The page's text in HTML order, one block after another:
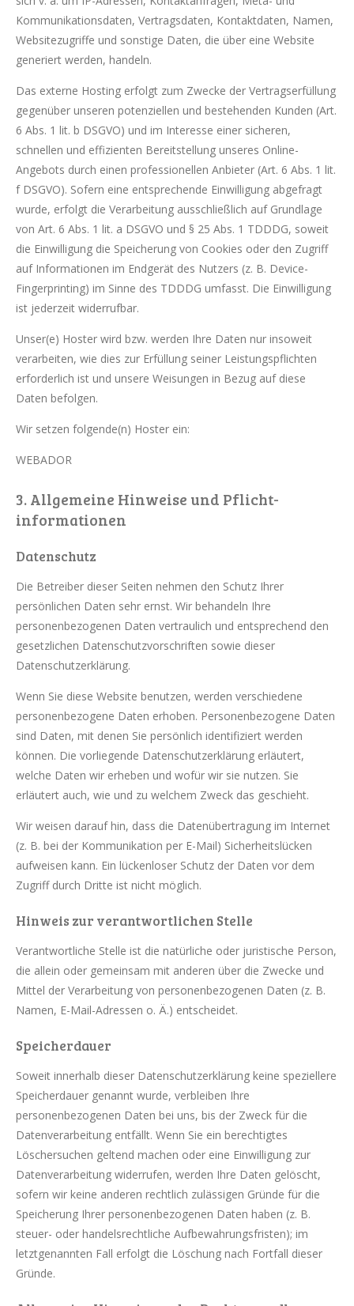
Kommunikationsdaten, Vertragsdaten, Kontaktdaten, Namen,
Websitezugriffe und sonstige Daten, die über eine Website
generiert werden, handeln.
Das externe Hosting erfolgt zum Zwecke der Vertragserfüllung
gegenüber unseren potenziellen und bestehenden Kunden (Art.
6 Abs. 1 lit. b DSGVO) und im Interesse einer sicheren,
schnellen und effizienten Bereitstellung unseres Online-
Angebots durch einen professionellen Anbieter (Art. 6 Abs. 1 lit.
f DSGVO). Sofern eine entsprechende Einwilligung abgefragt
wurde, erfolgt die Verarbeitung ausschließlich auf Grundlage
von Art. 6 Abs. 1 lit. a DSGVO und § 25 Abs. 1 TDDDG, soweit
die Einwilligung die Speicherung von Cookies oder den Zugriff
auf Informationen im Endgerät des Nutzers (z. B. Device-
Fingerprinting) im Sinne des TDDDG umfasst. Die Einwilligung
ist jederzeit widerrufbar.
Unser(e) Hoster wird bzw. werden Ihre Daten nur insoweit
verarbeiten, wie dies zur Erfüllung seiner Leistungspflichten
erforderlich ist und unsere Weisungen in Bezug auf diese
Daten befolgen.
Wir setzen folgende(n) Hoster ein:
WEBADOR
3. Allgemeine Hinweise und Pflicht­
informationen
Datenschutz
Die Betreiber dieser Seiten nehmen den Schutz Ihrer
persönlichen Daten sehr ernst. Wir behandeln Ihre
personenbezogenen Daten vertraulich und entsprechend den
gesetzlichen Datenschutzvorschriften sowie dieser
Datenschutzerklärung.
Wenn Sie diese Website benutzen, werden verschiedene
personenbezogene Daten erhoben. Personenbezogene Daten
sind Daten, mit denen Sie persönlich identifiziert werden
können. Die vorliegende Datenschutzerklärung erläutert,
welche Daten wir erheben und wofür wir sie nutzen. Sie
erläutert auch, wie und zu welchem Zweck das geschieht.
Wir weisen darauf hin, dass die Datenübertragung im Internet
(z. B. bei der Kommunikation per E-Mail) Sicherheitslücken
aufweisen kann. Ein lückenloser Schutz der Daten vor dem
Zugriff durch Dritte ist nicht möglich.
Hinweis zur verantwortlichen Stelle
Verantwortliche Stelle ist die natürliche oder juristische Person,
die allein oder gemeinsam mit anderen über die Zwecke und
Mittel der Verarbeitung von personenbezogenen Daten (z. B.
Namen, E-Mail-Adressen o. Ä.) entscheidet.
Speicherdauer
Soweit innerhalb dieser Datenschutzerklärung keine speziellere
Speicherdauer genannt wurde, verbleiben Ihre
personenbezogenen Daten bei uns, bis der Zweck für die
Datenverarbeitung entfällt. Wenn Sie ein berechtigtes
Löschersuchen geltend machen oder eine Einwilligung zur
Datenverarbeitung widerrufen, werden Ihre Daten gelöscht,
sofern wir keine anderen rechtlich zulässigen Gründe für die
Speicherung Ihrer personenbezogenen Daten haben (z. B.
steuer- oder handelsrechtliche Aufbewahrungsfristen); im
letztgenannten Fall erfolgt die Löschung nach Fortfall dieser
Gründe.